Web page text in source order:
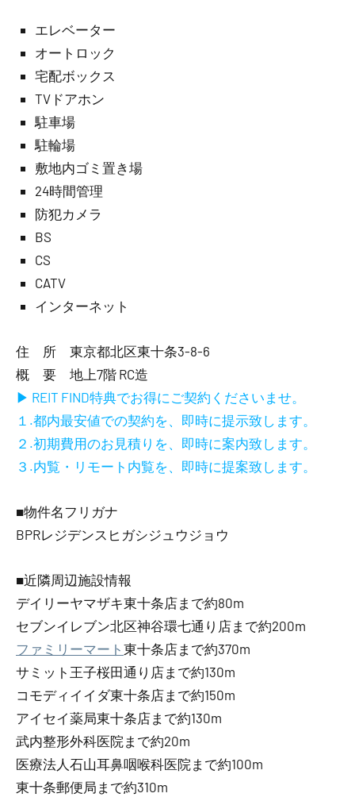
エレベーター
オートロック
宅配ボックス
TVドアホン
駐車場
駐輪場
敷地内ゴミ置き場
24時間管理
防犯カメラ
BS
CS
CATV
インターネット
住 所 東京都北区東十条3-8-6
概 要 地上7階 RC造
▶ REIT FIND特典でお得にご契約くださいませ。
１.都内最安値での契約を、即時に提示致します。
２.初期費用のお見積りを、即時に案内致します。
３.内覧・リモート内覧を、即時に提案致します。
■物件名フリガナ
BPRレジデンスヒガシジュウジョウ
■近隣周辺施設情報
デイリーヤマザキ東十条店まで約80m
セブンイレブン北区神谷環七通り店まで約200m
ファミリーマート 東十条店まで約370m
サミット王子桜田通り店まで約130m
コモディイイダ東十条店まで約150m
アイセイ薬局東十条店まで約130m
武内整形外科医院まで約20m
医療法人石山耳鼻咽喉科医院まで約100m
東十条郵便局まで約310m